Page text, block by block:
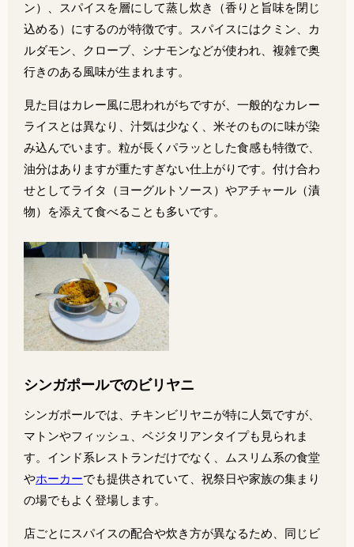
ン）、スパイスを層にして蒸し炊き（香りと旨味を閉じ
込める）にするのが特徴です。スパイスにはクミン、カ
ルダモン、クローブ、シナモンなどが使われ、複雑で奥
行きのある風味が生まれます。
見た目はカレー風に思われがちですが、一般的なカレー
ライスとは異なり、汁気は少なく、米そのものに味が染
み込んでいます。粒が長くパラッとした食感も特徴で、
油分はありますが重たすぎない仕上がりです。付け合わ
せとしてライタ（ヨーグルトソース）やアチャール（漬
物）を添えて食べることも多いです。
シンガポールでのビリヤニ
シンガポールでは、チキンビリヤニが特に人気ですが、
マトンやフィッシュ、ベジタリアンタイプも見られま
す。インド系レストランだけでなく、ムスリム系の食堂
やホーカーでも提供されていて、祝祭日や家族の集まり
の場でもよく登場します。
店ごとにスパイスの配合や炊き方が異なるため、同じビ